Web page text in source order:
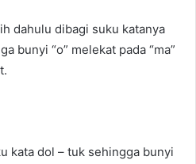
dahulu dibagi suku katanya
bunyi “o” melekat pada “ma”
kata dol – tuk sehingga bunyi